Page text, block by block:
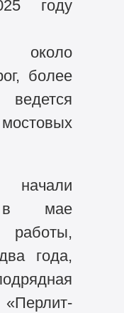
году
около
более
в мае
года,